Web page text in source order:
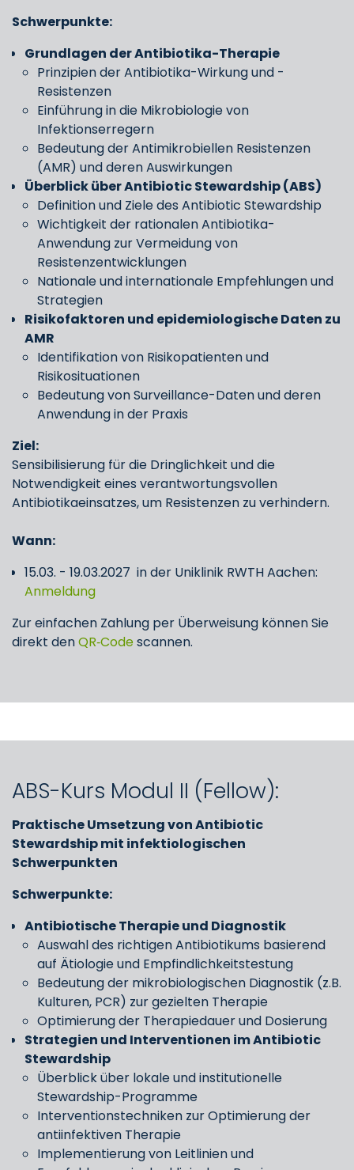
Schwerpunkte:
Grundlagen der Antibiotika-Therapie
Prinzipien der Antibiotika-Wirkung und -
Resistenzen
Einführung in die Mikrobiologie von
Infektionserregern
Bedeutung der Antimikrobiellen Resistenzen
(AMR) und deren Auswirkungen
Überblick über Antibiotic Stewardship (ABS)
Definition und Ziele des Antibiotic Stewardship
Wichtigkeit der rationalen Antibiotika-
Anwendung zur Vermeidung von
Resistenzentwicklungen
Nationale und internationale Empfehlungen und
Strategien
Risikofaktoren und epidemiologische Daten zu
AMR
Identifikation von Risikopatienten und
Risikosituationen
Bedeutung von Surveillance-Daten und deren
Anwendung in der Praxis
Ziel:
Sensibilisierung für die Dringlichkeit und die
Notwendigkeit eines verantwortungsvollen
Antibiotikaeinsatzes, um Resistenzen zu verhindern.
Wann:
15.03. - 19.03.2027 in der Uniklinik RWTH Aachen:
Anmeldung
Zur einfachen Zahlung per Überweisung können Sie
direkt denQR‑Codescannen.
ABS-Kurs Modul II (Fellow):
Praktische Umsetzung von Antibiotic
Stewardship mit infektiologischen
Schwerpunkten
Schwerpunkte:
Antibiotische Therapie und Diagnostik
Auswahl des richtigen Antibiotikums basierend
auf Ätiologie und Empfindlichkeitstestung
Bedeutung der mikrobiologischen Diagnostik (z.B.
Kulturen, PCR) zur gezielten Therapie
Optimierung der Therapiedauer und Dosierung
Strategien und Interventionen im Antibiotic
Stewardship
Überblick über lokale und institutionelle
Stewardship-Programme
Interventionstechniken zur Optimierung der
antiinfektiven Therapie
Implementierung von Leitlinien und